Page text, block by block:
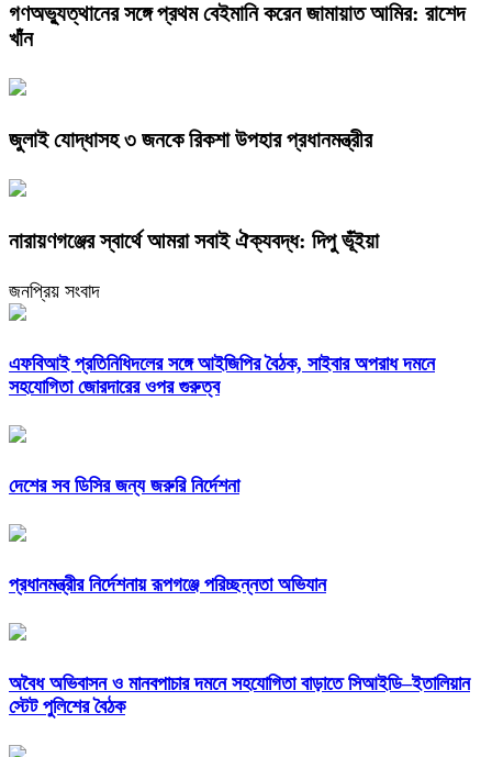
গণঅভ্যুত্থানের সঙ্গে প্রথম বেইমানি করেন জামায়াত আমির: রাশেদ
খাঁন
জুলাই যোদ্ধাসহ ৩ জনকে রিকশা উপহার প্রধানমন্ত্রীর
নারায়ণগঞ্জের স্বার্থে আমরা সবাই ঐক্যবদ্ধ: দিপু ভূঁইয়া
জনপ্রিয় সংবাদ
এফবিআই প্রতিনিধিদলের সঙ্গে আইজিপির বৈঠক, সাইবার অপরাধ দমনে
সহযোগিতা জোরদারের ওপর গুরুত্ব
দেশের সব ডিসির জন্য জরুরি নির্দেশনা
প্রধানমন্ত্রীর নির্দেশনায় রূপগঞ্জে পরিচ্ছন্নতা অভিযান
অবৈধ অভিবাসন ও মানবপাচার দমনে সহযোগিতা বাড়াতে সিআইডি–ইতালিয়ান
স্টেট পুলিশের বৈঠক